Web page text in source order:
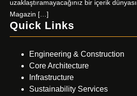
uzaklaştıramayacağınız bir içerik
Magazin […]
Quick Links
Engineering & Construction
Core Architecture
Infrastructure
Sustainability Services